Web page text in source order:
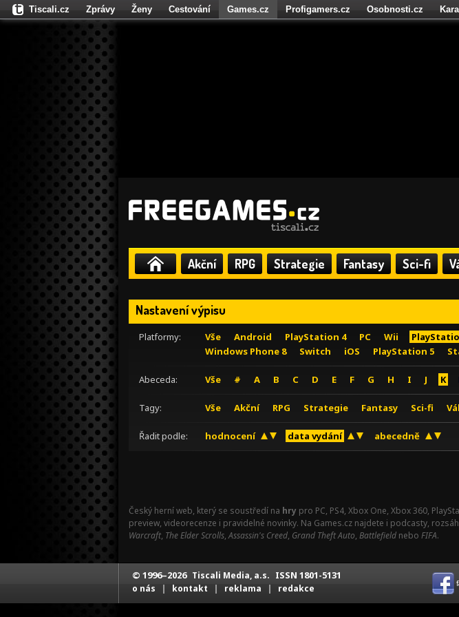
Akční RPG Strategie Fantasy Sci-fi
Nastavení výpisu
Platformy: Vše Android PlayStation 4 PC Wii
Windows Phone 8
Switch iOS PlayStation 5
Abeceda: Vše # A B C D E F G H I J K
Tagy: Vše Akční RPG Strategie Fantasy Sci-fi
Řadit podle: hodnocení data vydání abecedně
Český herní web, který se soustředí na hry pro PC, PS4, Xbox One, Xbox 360,
preview, videorecenze i pravidelné novinky. Na Games.cz najdete i podcasty,
Warcraft, The Elder Scrolls,Assassin's Creed, Grand Theft Auto, Battlefield nebo FIFA.
Tiscali.cz Zprávy Ženy Cestování Games.cz Profigamers.cz Osobnosti.cz
Fights.cz
© 1996–2026 Tiscali Media, a.s. ISSN 1801-5131
o nás | kontakt | reklama | redakce